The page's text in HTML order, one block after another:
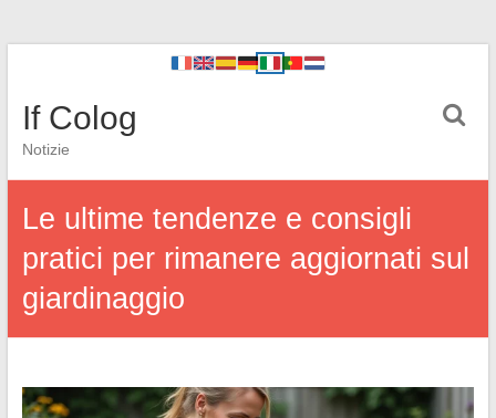
If Colog
Notizie
Le ultime tendenze e consigli
pratici per rimanere aggiornati sul
giardinaggio